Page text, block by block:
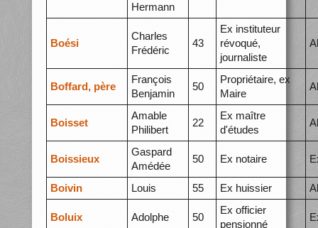
Hermann
Boési
Charles
Frédéric
43
Ex instituteur
révoqué,
journaliste
Boffard, père
François
Benjamin
50
Propriétaire, ex
Maire
Boisset
Amable
Philibert
22
Ex maître
d'études
Boissieux
Gaspard
Amédée
50 Ex notaire
Boivin Louis 55 Ex huissier
Boluix Adolphe 50
Ex officier
pensionné